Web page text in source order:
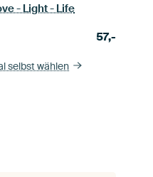
- Light - Life
57,-
selbst wählen